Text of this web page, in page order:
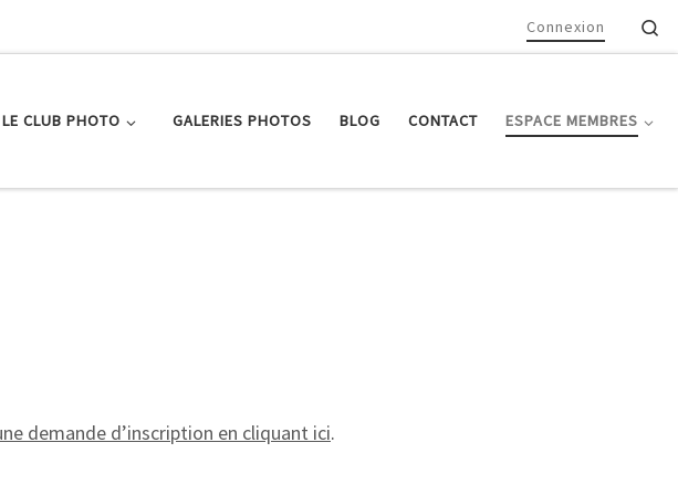
Connexion
LE CLUB PHOTO GALERIES PHOTOS BLOG CONTACT ESPACE MEMBRES
demande d’inscription en cliquant ici.